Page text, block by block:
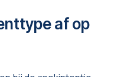
af op